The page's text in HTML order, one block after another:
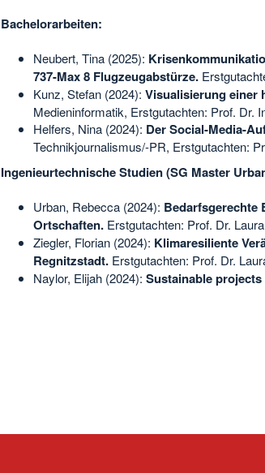
Bachelorarbeiten:
Neubert, Tina (2025):
737-Max 8 Flugzeugabstürze.
Kunz, Stefan (2024): Visualisierung einer
Medieninformatik, Erstgutachten: Prof. Dr.
Helfers, Nina (2024): Der Social-Media-
Technikjournalismus/-PR, Erstgutachten:
Ingenieurtechnische Studien (SG Master
Urban, Rebecca (2024): Bedarfsgerechte
Ortschaften. Erstgutachten: Prof. Dr.
Ziegler, Florian (2024): Klimaresiliente
Regnitzstadt. Erstgutachten: Prof. Dr.
Naylor, Elijah (2024): Sustainable